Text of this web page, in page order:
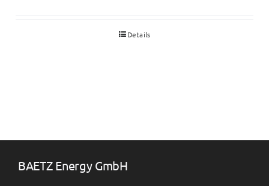
Details
BAETZ Energy GmbH